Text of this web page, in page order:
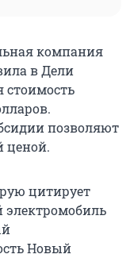
компания
в Дели
стоимость
позволяют
ценой.
цитирует
электромобиль
Новый